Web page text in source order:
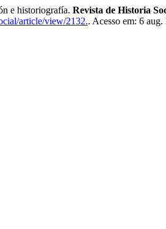
e historiografía. Revista de Historia
article/view/2132.. Acesso em: 6 aug.